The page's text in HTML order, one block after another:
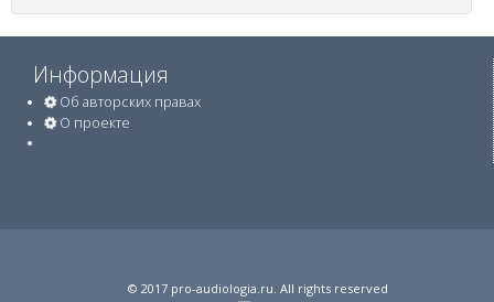
Информация
Об авторских правах
О проекте
© 2017 pro-audiologia.ru. All rights reserved